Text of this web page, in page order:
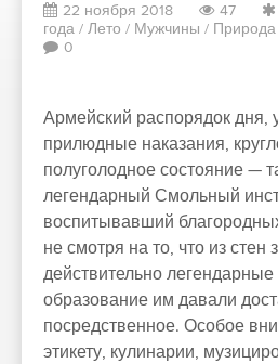
22 ноября 2018 47
года / Лето / Мужчины / Природа
0
Армейский распорядок дня,
прилюдные наказания,
полуголодное состояние —
легендарный Смольный
воспитывавший
не смотря на то, что из
действительно
образование им давали
посредственное. Особое
этикету, кулинарии,